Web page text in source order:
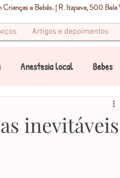
e Bebês. | R. Itapeva, 500
Artigos e depoimentos
Anestesia local Bebes
inevitáveis